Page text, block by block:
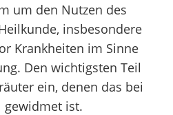
um den Nutzen des
insbesondere
Krankheiten im Sinne
Den wichtigsten Teil
ein, denen das bei
gewidmet ist.